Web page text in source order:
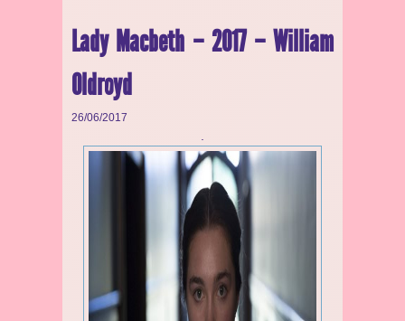
Lady Macbeth – 2017 – William
Oldroyd
26/06/2017